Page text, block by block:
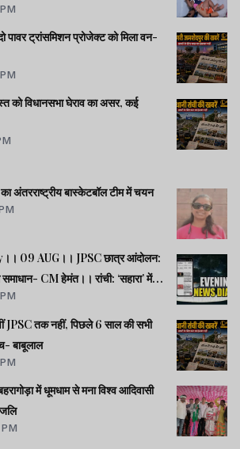
ट्रांसमिशन प्रोजेक्ट को मिला वन-
विधानसभा घेराव का असर, कई
का अंतरराष्ट्रीय बास्केटबॉल टीम में चयन
09 AUG।। JPSC छात्र आंदोलन:
CM हेमंत।। रांची: ‘सहारा’ में
को लेकर सत्याग्रह।। SC/ST क्रीमी
स्वार्थ से प्रेरित- मायावती।। समेत
JPSC तक नहीं, पिछले 6 साल की सभी
बाबूलाल
में धूमधाम से मना विश्व आदिवासी